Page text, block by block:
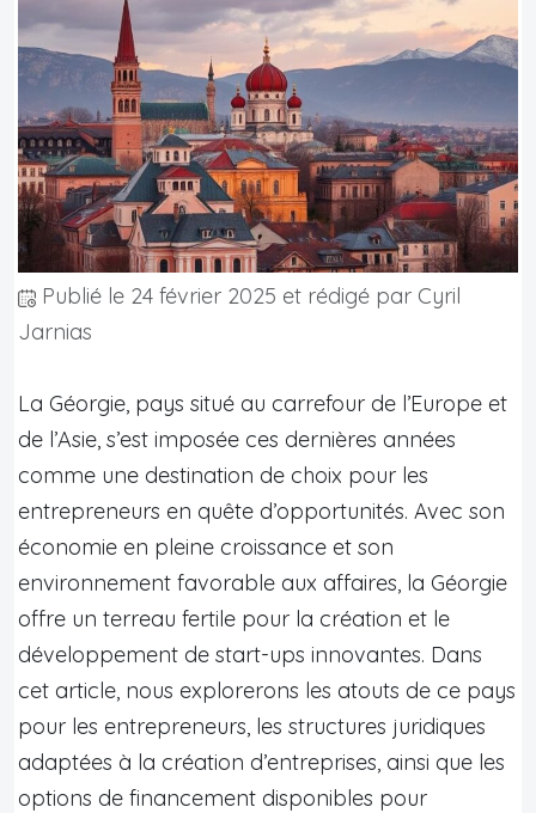
Publié le 24 février 2025 et rédigé par Cyril
Jarnias
La Géorgie, pays situé au carrefour de l’Europe et
de l’Asie, s’est imposée ces dernières années
comme une destination de choix pour les
entrepreneurs en quête d’opportunités. Avec son
économie en pleine croissance et son
environnement favorable aux affaires, la Géorgie
offre un terreau fertile pour la création et le
développement de start-ups innovantes. Dans
cet article, nous explorerons les atouts de ce pays
pour les entrepreneurs, les structures juridiques
adaptées à la création d’entreprises, ainsi que les
options de financement disponibles pour